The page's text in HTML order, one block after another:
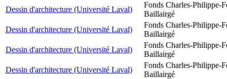
Dessin d'architecture (Université Laval)
Fonds Charles-Philippe-
Baillairgé
Dessin d'architecture (Université Laval)
Fonds Charles-Philippe-
Baillairgé
Dessin d'architecture (Université Laval)
Fonds Charles-Philippe-
Baillairgé
Dessin d'architecture (Université Laval)
Fonds Charles-Philippe-
Baillairgé